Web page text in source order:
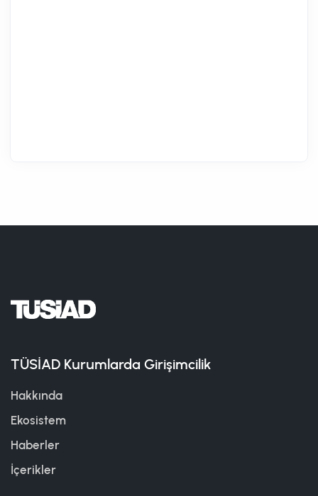
TÜSİAD Kurumlarda Girişimcilik
Hakkında
Ekosistem
Haberler
İçerikler